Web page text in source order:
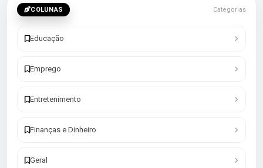
COLUNAS Categorias
Educação
Emprego
Entretenimento
Finanças e Dinheiro
Geral